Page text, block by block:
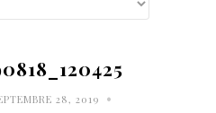
28, 2019 •